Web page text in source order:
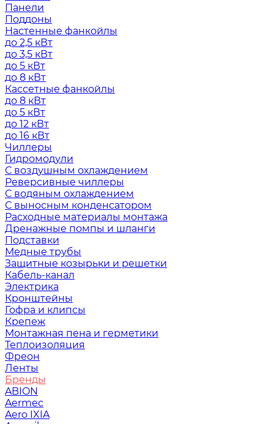
Панели
Поддоны
Настенные фанкойлы
до 2,5 кВт
до 3,5 кВт
до 5 кВт
до 8 кВт
Кассетные фанкойлы
до 8 кВт
до 5 кВт
до 12 кВт
до 16 кВт
Чиллеры
Гидромодули
С воздушным охлаждением
Реверсивные чиллеры
С водяным охлаждением
С выносным конденсатором
Расходные материалы монтажа
Дренажные помпы и шланги
Подставки
Медные трубы
Защитные козырьки и решетки
Кабель-канал
Электрика
Кронштейны
Гофра и клипсы
Крепеж
Монтажная пена и герметики
Теплоизоляция
Фреон
Ленты
Бренды
ABION
Aermec
Aero IXIA